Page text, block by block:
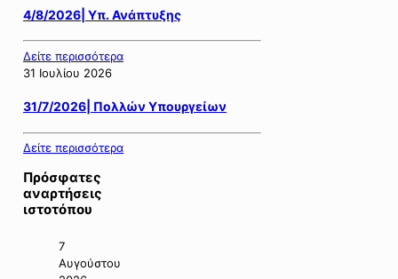
4/8/2026| Υπ. Ανάπτυξης
Δείτε περισσότερα
31 Ιουλίου 2026
31/7/2026| Πολλών Υπουργείων
Δείτε περισσότερα
Πρόσφατες
αναρτήσεις
ιστοτόπου
7
Αυγούστου